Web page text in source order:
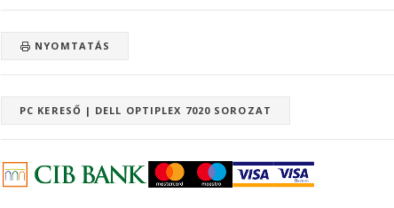
NYOMTATÁS
PC KERESŐ | DELL OPTIPLEX 7020 SOROZAT